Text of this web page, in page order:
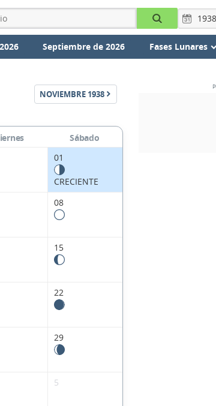
Septiembre de 2026 Fases Lunares
NOVIEMBRE 1938
Sábado
01
CRECIENTE
08
15
22
29
5